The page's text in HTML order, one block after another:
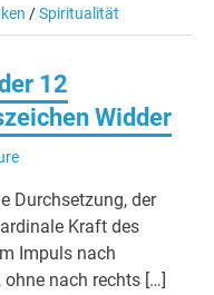
/Spiritualität
12
Widder
Durchsetzung, der
Kraft des
Impuls nach
nach rechts […]